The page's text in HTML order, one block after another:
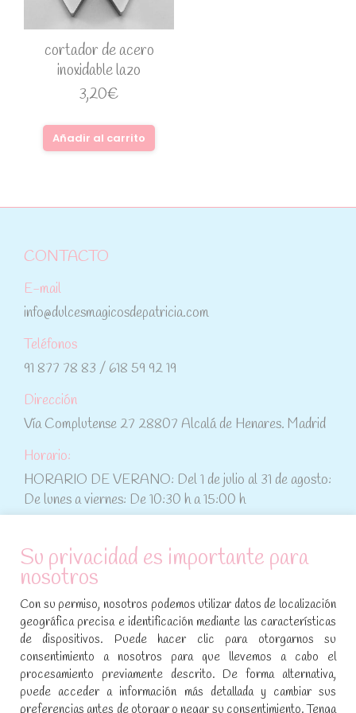
cortador de acero
inoxidable lazo
3,20€
Añadir al carrito
CONTACTO
E-mail
info@dulcesmagicosdepatricia.com
Teléfonos
91 877 78 83 / 618 59 92 19
Dirección
Vía Complutense 27 28807 Alcalá de Henares. Madrid
Horario:
HORARIO DE VERANO: Del 1 de julio al 31 de agosto:
De lunes a viernes: De 10:30 h a 15:00 h
ATENCIÓN AL CLIENTE
Condiciones de compra
Aviso legal y política de privacidad
Política de cookies
SÍGUENOS EN REDES SOCIALES
Su privacidad es importante para
nosotros
Con su permiso, nosotros podemos utilizar datos de localización
geográfica precisa e identificación mediante las características
de dispositivos. Puede hacer clic para otorgarnos su
consentimiento a nosotros para que llevemos a cabo el
procesamiento previamente descrito. De forma alternativa,
puede acceder a información más detallada y cambiar sus
preferencias antes de otorgar o negar su consentimiento. Tenga